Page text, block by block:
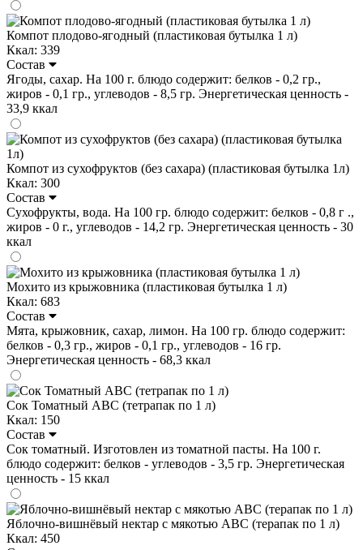
Компот плодово-ягодный (пластиковая бутылка 1 л)
Ккал: 339
Состав
Ягоды, сахар. На 100 г. блюдо содержит: белков - 0,2 гр.,
жиров - 0,1 гр., углеводов - 8,5 гр. Энергетическая ценность -
33,9 ккал
Компот из сухофруктов (без сахара) (пластиковая бутылка 1л)
Ккал: 300
Состав
Сухофрукты, вода. На 100 гр. блюдо содержит: белков - 0,8 г .,
жиров - 0 г., углеводов - 14,2 гр. Энергетическая ценность - 30
ккал
Мохито из крыжовника (пластиковая бутылка 1 л)
Ккал: 683
Состав
Мята, крыжовник, сахар, лимон. На 100 гр. блюдо содержит:
белков - 0,3 гр., жиров - 0,1 гр., углеводов - 16 гр.
Энергетическая ценность - 68,3 ккал
Сок Томатный ABC (тетрапак по 1 л)
Ккал: 150
Состав
Сок томатный. Изготовлен из томатной пасты. На 100 г.
блюдо содержит: белков - углеводов - 3,5 гр. Энергетическая
ценность - 15 ккал
Яблочно-вишнёвый нектар с мякотью ABC (терапак по 1 л)
Ккал: 450